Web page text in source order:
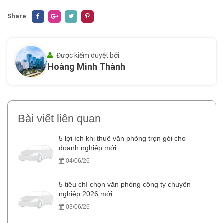
Share:
Được kiểm duyệt bởi:
Hoàng Minh Thành
Bài viết liên quan
5 lợi ích khi thuê văn phòng trọn gói cho
doanh nghiệp mới
04/06/26
5 tiêu chí chọn văn phòng công ty chuyên
nghiệp 2026 mới
03/06/26